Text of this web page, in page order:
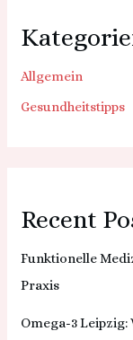
Allgemein
Gesundheitstipps
Recent
Funktionelle
Praxis
Omega-3